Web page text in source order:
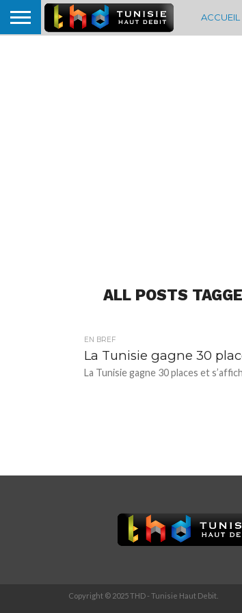
ACCUEIL
ALL POSTS
EN BREF
La Tunisie gagne 30
La Tunisie gagne 30 places et
Copyright © 2025 THD - Tunisie Haut Debit.